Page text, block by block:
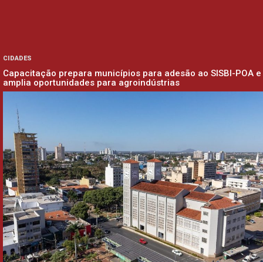
CIDADES
Capacitação prepara municípios para adesão ao SISBI-POA e
amplia oportunidades para agroindústrias